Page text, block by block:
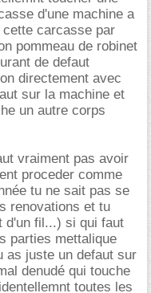
d'une machine a
carcasse par
pommeau de robinet
de defaut
directement avec
sur la machine et
un autre corps
vraiment pas avoir
proceder comme
tu ne sait pas se
renovations et tu
d'un fil...) si qui faut
parties mettalique
as juste un defaut sur
denudé qui touche
toutes les